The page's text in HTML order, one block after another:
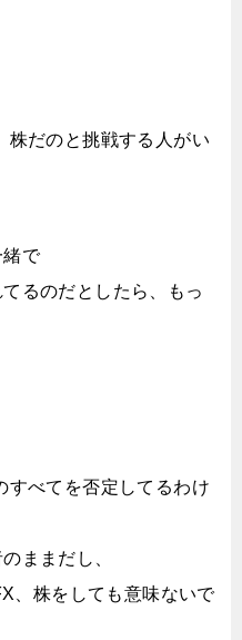
株だのと挑戦する人がい
緒で
るのだとしたら、もっ
すべてを否定してるわけ
ままだし、
、株をしても意味ないで